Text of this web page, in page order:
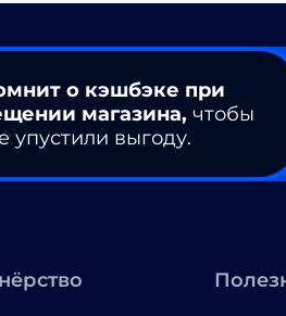
о кэшбэке при
магазина, чтобы
упустили выгоду.